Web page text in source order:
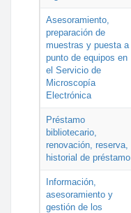
Asesoramiento,
preparación de
muestras y puesta a
punto de equipos en
el Servicio de
Microscopía
Electrónica
Préstamo
bibliotecario,
renovación, reserva,
historial de préstamo
Información,
asesoramiento y
gestión de los